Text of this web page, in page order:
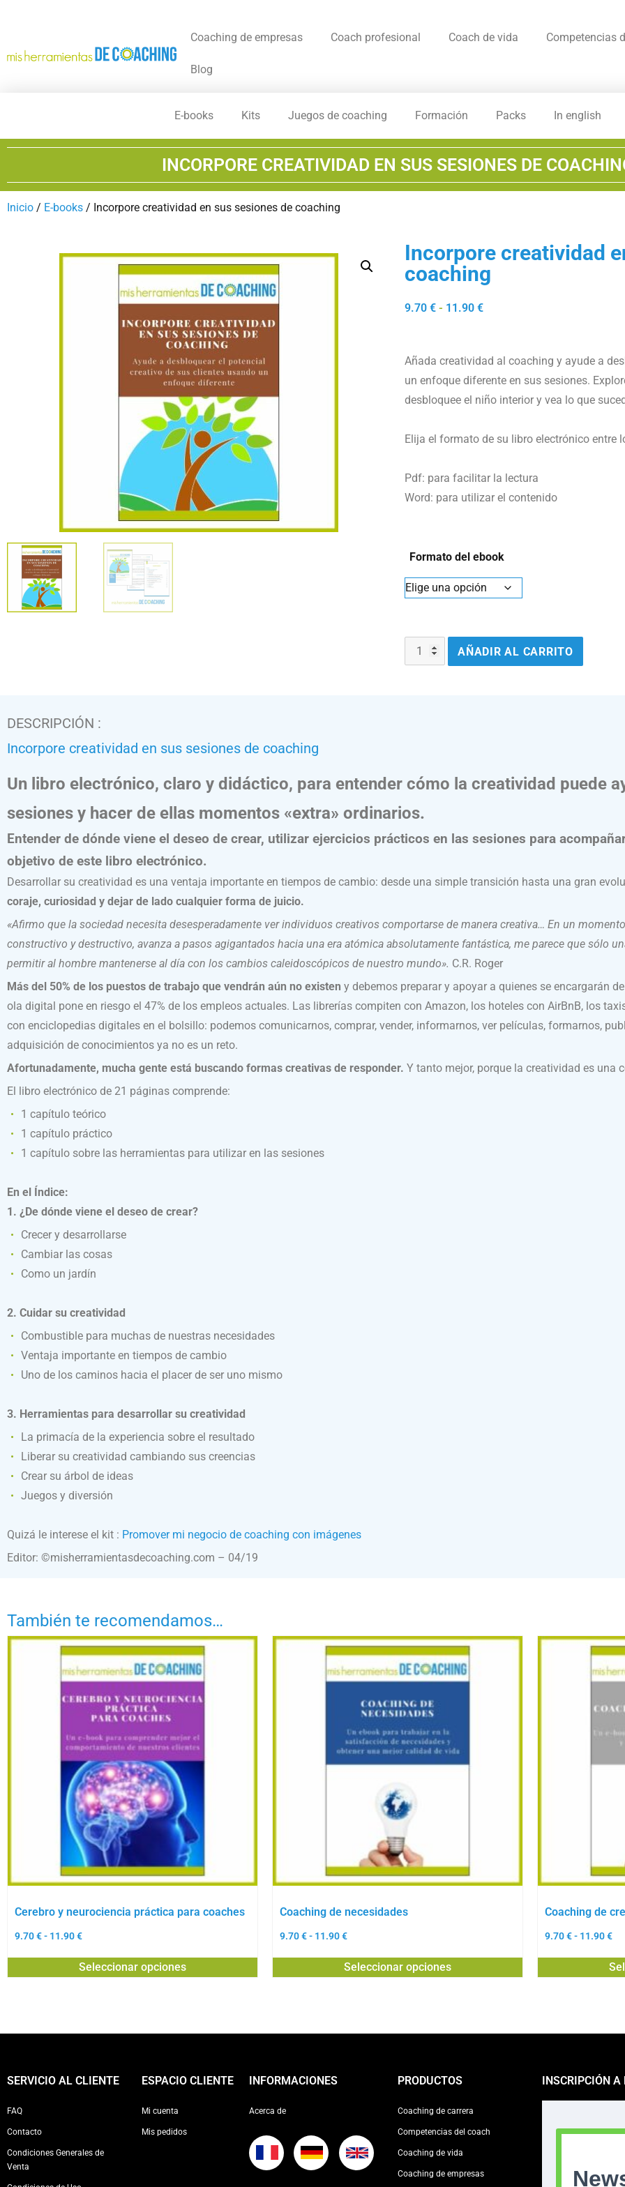
Coaching de empresas Coach profesional Coach de vida Competencias
Blog
E-books Kits Juegos de coaching Formación Packs In english
INCORPORE CREATIVIDAD EN SUS SESIONES DE
Inicio / E-books / Incorpore creatividad en sus sesiones de coaching
Incorpore creatividad
coaching
9.70 € - 11.90 €
Añada creatividad al coaching y ayude a
un enfoque diferente en sus sesiones.
desbloquee el niño interior y vea lo que
Elija el formato de su libro electrónico entre
Pdf: para facilitar la lectura
Word: para utilizar el contenido
Formato del ebook
AÑADIR AL CARRITO
DESCRIPCIÓN :
Incorpore creatividad en sus sesiones de coaching
Un libro electrónico, claro y didáctico, para entender cómo la creatividad puede
sesiones y hacer de ellas momentos «extra» ordinarios.
Entender de dónde viene el deseo de crear, utilizar ejercicios prácticos en las sesiones para
objetivo de este libro electrónico.
Desarrollar su creatividad es una ventaja importante en tiempos de cambio: desde una simple transición hasta una gran
coraje, curiosidad y dejar de lado cualquier forma de juicio.
«Afirmo que la sociedad necesita desesperadamente ver individuos creativos comportarse de manera creativa… En un
constructivo y destructivo, avanza a pasos agigantados hacia una era atómica absolutamente fantástica, me parece que sólo
permitir al hombre mantenerse al día con los cambios caleidoscópicos de nuestro mundo». C.R. Roger
Más del 50% de los puestos de trabajo que vendrán aún no existen y debemos preparar y apoyar a quienes se encargarán
ola digital pone en riesgo el 47% de los empleos actuales. Las librerías compiten con Amazon, los hoteles con AirBnB, los
con enciclopedias digitales en el bolsillo: podemos comunicarnos, comprar, vender, informarnos, ver películas, formarnos,
adquisición de conocimientos ya no es un reto.
Afortunadamente, mucha gente está buscando formas creativas de responder. Y tanto mejor, porque la creatividad es una
El libro electrónico de 21 páginas comprende:
1 capítulo teórico
1 capítulo práctico
1 capítulo sobre las herramientas para utilizar en las sesiones
En el Índice:
1. ¿De dónde viene el deseo de crear?
Crecer y desarrollarse
Cambiar las cosas
Como un jardín
2. Cuidar su creatividad
Combustible para muchas de nuestras necesidades
Ventaja importante en tiempos de cambio
Uno de los caminos hacia el placer de ser uno mismo
3. Herramientas para desarrollar su creatividad
La primacía de la experiencia sobre el resultado
Liberar su creatividad cambiando sus creencias
Crear su árbol de ideas
Juegos y diversión
Quizá le interese el kit : Promover mi negocio de coaching con imágenes
Editor: ©misherramientasdecoaching.com – 04/19
También te recomendamos…
Cerebro y neurociencia práctica para coaches
9.70€- 11.90€
Seleccionar opciones
Coaching de necesidades
9.70€- 11.90€
Seleccionar opciones
Coaching de
9.70€- 11.90€
SERVICIO AL CLIENTE
FAQ
Contacto
Condiciones Generales de
Venta
ESPACIO CLIENTE
Mi cuenta
Mis pedidos
INFORMACIONES
Acerca de
PRODUCTOS
Coaching de carrera
Competencias del coach
Coaching de vida
Coaching de empresas
INSCRIPCIÓN A